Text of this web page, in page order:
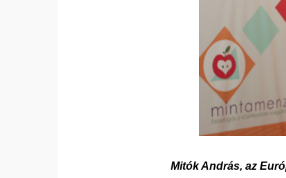
Mitók András, az